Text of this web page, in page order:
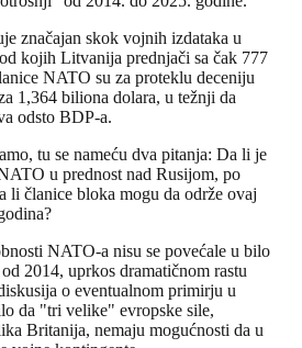
značajan skok vojnih izdataka u
kojih Litvanija prednjači sa čak 777
NATO su za proteklu deceniju
1,364 biliona dolara, u težnji da
odsto BDP-a.
tu se nameću dva pitanja: Da li je
u prednost nad Rusijom, po
li članice bloka mogu da održe ovaj
NATO-a nisu se povećale u bilo
2014, uprkos dramatičnom rastu
o eventualnom primirju u
da "tri velike" evropske sile,
Britanija, nemaju mogućnosti da u